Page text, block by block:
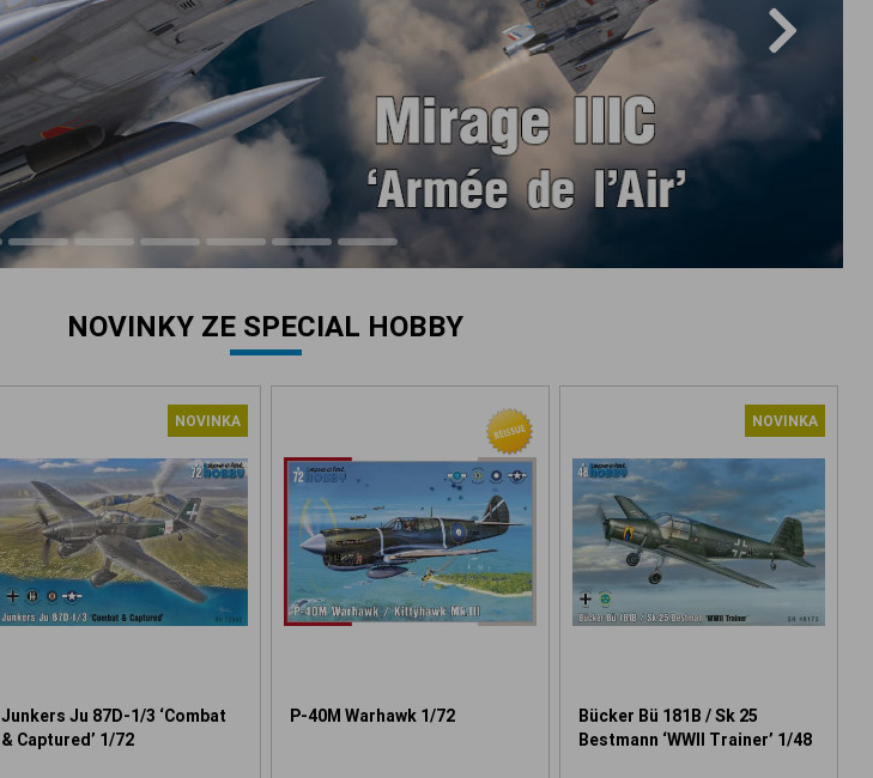
NOVINKY ZE SPECIAL HOBBY
NOVINKA
Junkers Ju 87D-1/3 ‘Combat
& Captured’ 1/72
P-40M Warhawk 1/72
NOVINKA
Bücker Bü 181B / Sk 25
Bestmann ‘WWII Trainer’ 1/48